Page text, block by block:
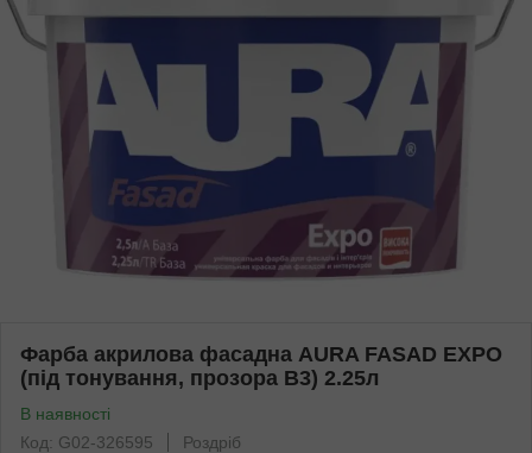
Фарба акрилова фасадна AURA FASAD EXPO
(під тонування, прозора В3) 2.25л
В наявності
Код: G02-326595
Роздріб